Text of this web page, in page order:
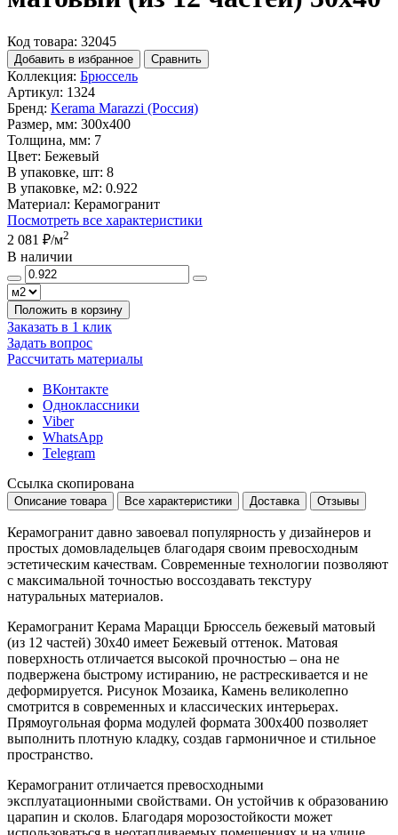
Код товара: 32045
Добавить в избранное Сравнить
Коллекция: Брюссель
Артикул: 1324
Бренд: Kerama Marazzi (Россия)
Размер, мм: 300x400
Толщина, мм: 7
Цвет: Бежевый
В упаковке, шт: 8
В упаковке, м2: 0.922
Материал: Керамогранит
Посмотреть все характеристики
2 081 ₽/м2
В наличии
Положить в корзину
Заказать в 1 клик
Задать вопрос
Рассчитать материалы
ВКонтакте
Одноклассники
Viber
WhatsApp
Telegram
Ссылка скопирована
Описание товара Все характеристики Доставка Отзывы
Керамогранит давно завоевал популярность у дизайнеров и
простых домовладельцев благодаря своим превосходным
эстетическим качествам. Современные технологии позволяют
с максимальной точностью воссоздавать текстуру
натуральных материалов.
Керамогранит Керама Марацци Брюссель бежевый матовый
(из 12 частей) 30x40 имеет Бежевый оттенок. Матовая
поверхность отличается высокой прочностью – она не
подвержена быстрому истиранию, не растрескивается и не
деформируется. Рисунок Мозаика, Камень великолепно
смотрится в современных и классических интерьерах.
Прямоугольная форма модулей формата 300x400 позволяет
выполнить плотную кладку, создав гармоничное и стильное
пространство.
Керамогранит отличается превосходными
эксплуатационными свойствами. Он устойчив к образованию
царапин и сколов. Благодаря морозостойкости может